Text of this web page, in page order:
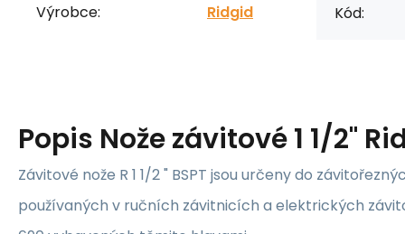
Výrobce: Ridgid Kód:
Popis Nože závitové 1 1/2"
Závitové nože R 1 1/2 " BSPT jsou určeny do
používaných v ručních závitnicích a elektrických